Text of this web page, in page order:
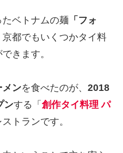
ベトナムの麺 「フォ
京都でもいくつかタイ料
きます。
メンを食べたのが、 2018
ンする「創作タイ料理 パ
トランです。